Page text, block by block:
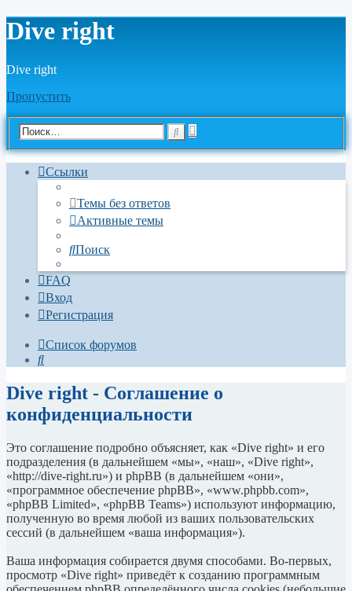
Dive right
Dive right
Пропустить
Расширенный
Ссылки
Темы без ответов
Активные темы
Поиск
FAQ
Вход
Регистрация
Список форумов
Поиск
Dive right - Соглашение о
конфиденциальности
Это соглашение подробно объясняет, как «Dive right» и его
подразделения (в дальнейшем «мы», «наш», «Dive right»,
«http://dive-right.ru») и phpBB (в дальнейшем «они»,
«программное обеспечение phpBB», «www.phpbb.com»,
«phpBB Limited», «phpBB Teams») используют информацию,
полученную во время любой из ваших пользовательских
сессий (в дальнейшем «ваша информация»).
Ваша информация собирается двумя способами. Во-первых,
просмотр «Dive right» приведёт к созданию программным